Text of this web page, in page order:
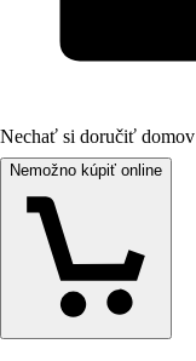
Nechať si doručiť domov
Nemožno kúpiť online